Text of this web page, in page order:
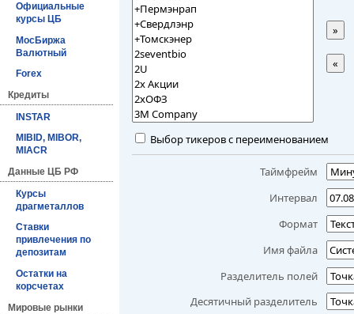
Официальные
курсы ЦБ
МосБиржа
Валютный
Forex
Кредиты
INSTAR
MIBID, MIBOR,
MIACR
Данные ЦБ РФ
Курсы
драгметаллов
Ставки
привлечения по
депозитам
Остатки на
корсчетах
Мировые рынки
»
«
Выбор тикеров с переименованием
Таймфрейм
Интервал
Формат
Имя файла
Разделитель полей
Десятичный разделитель